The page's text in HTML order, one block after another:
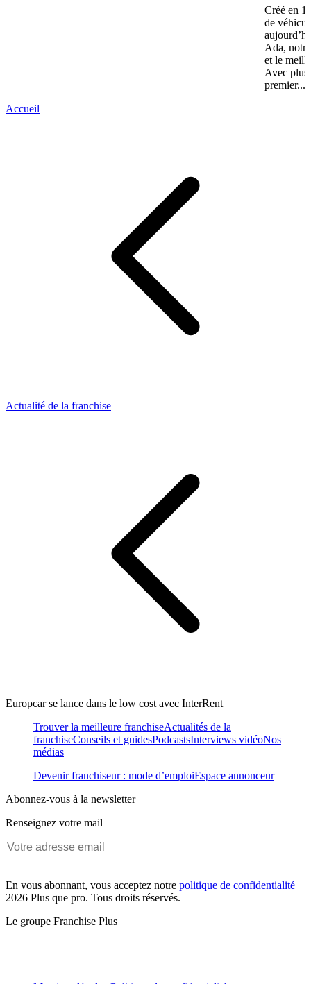
Créé en
de
Ada,
et le
Avec plus
premier...
Accueil
Actualité de la franchise
Europcar se lance dans le low cost avec InterRent
Trouver la meilleure franchiseActualités de la
franchiseConseils et guidesPodcastsInterviews vidéoNos
médias
Devenir franchiseur : mode d’emploiEspace annonceur
Abonnez-vous à la newsletter
Renseignez votre mail
En vous abonnant, vous acceptez notre politique de confidentialité |
2026 Plus que pro. Tous droits réservés.
Le groupe Franchise Plus